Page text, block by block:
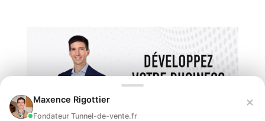
Maxence Rigottier
Fondateur Tunnel-de-vente.fr
×